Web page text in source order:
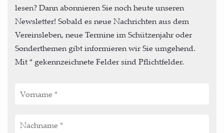
lesen? Dann abonnieren Sie noch heute unseren
Newsletter! Sobald es neue Nachrichten aus dem
Vereinsleben, neue Termine im Schützenjahr oder
Sonderthemen gibt informieren wir Sie umgehend.
Mit * gekennzeichnete Felder sind Pflichtfelder.